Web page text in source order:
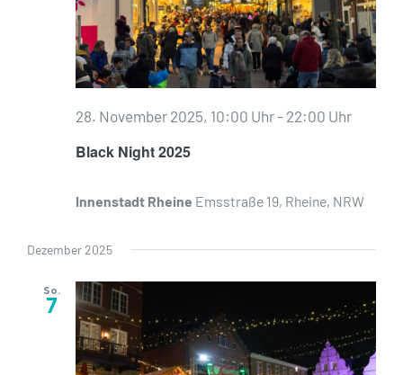
Black Night 2025
28. November 2025, 10:00 Uhr- 22:00 Uhr
Innenstadt Rheine Emsstraße 19, Rheine, NRW
Dezember 2025
So.
7